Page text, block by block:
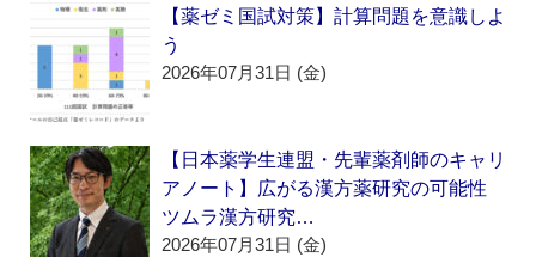
【薬ゼミ国試対策】計算問題を意識しよ
う
2026年07月31日 (金)
【日本薬学生連盟・先輩薬剤師のキャリ
アノート】広がる漢方薬研究の可能性
ツムラ漢方研究…
2026年07月31日 (金)